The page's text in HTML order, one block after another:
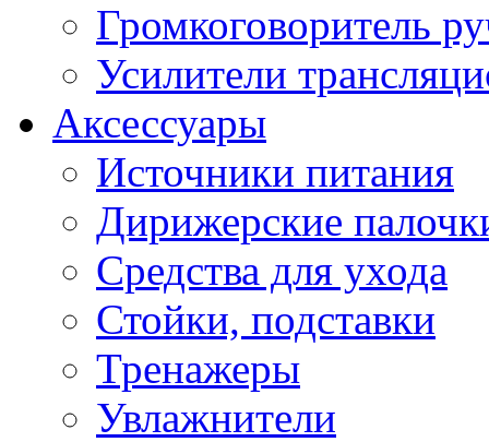
Громкоговоритель
Усилители
Аксессуары
Источники питания
Дирижерские
Средства для ухода
Стойки, подставки
Тренажеры
Увлажнители